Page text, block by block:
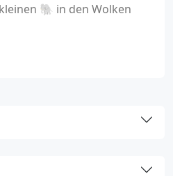
🐘 in den Wolken